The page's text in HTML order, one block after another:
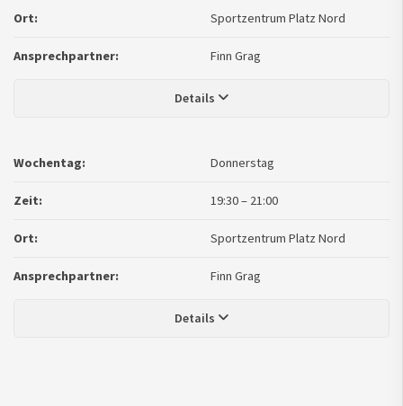
Ort: Sportzentrum Platz Nord
Ansprechpartner: Finn Grag
Details
Wochentag: Donnerstag
Zeit: 19:30– 21:00
Ort: Sportzentrum Platz Nord
Ansprechpartner: Finn Grag
Details